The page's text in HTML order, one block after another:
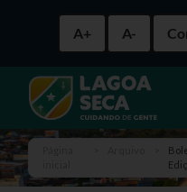
A+ A-